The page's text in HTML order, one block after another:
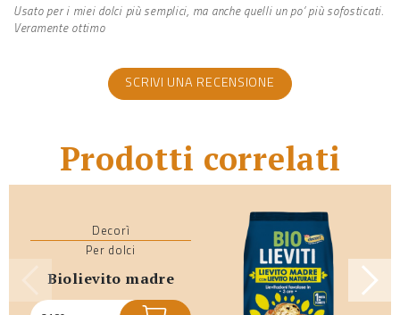
Usato per i miei dolci più semplici, ma anche quelli un po’ più sofosticati.
Veramente ottimo
SCRIVI UNA RECENSIONE
Prodotti correlati
Decorì
Per dolci
biolievito madre